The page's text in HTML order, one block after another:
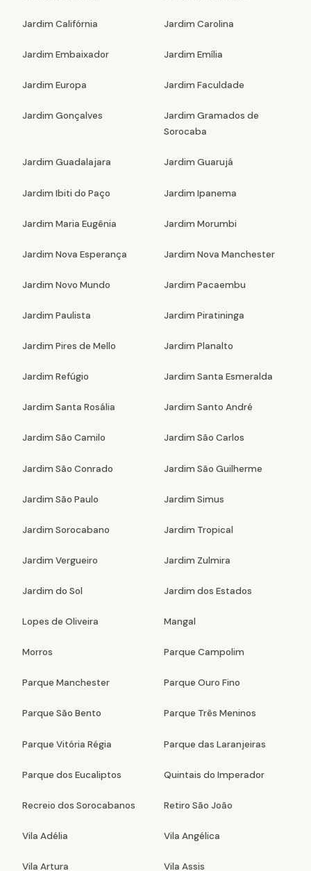
Jardim Califórnia Jardim Carolina
Jardim Embaixador Jardim Emília
Jardim Europa Jardim Faculdade
Jardim Gonçalves
Jardim Gramados de
Sorocaba
Jardim Guadalajara Jardim Guarujá
Jardim Ibiti do Paço Jardim Ipanema
Jardim Maria Eugênia Jardim Morumbi
Jardim Nova Esperança Jardim Nova Manchester
Jardim Novo Mundo Jardim Pacaembu
Jardim Paulista Jardim Piratininga
Jardim Pires de Mello Jardim Planalto
Jardim Refúgio Jardim Santa Esmeralda
Jardim Santa Rosália Jardim Santo André
Jardim São Camilo Jardim São Carlos
Jardim São Conrado Jardim São Guilherme
Jardim São Paulo Jardim Simus
Jardim Sorocabano Jardim Tropical
Jardim Vergueiro Jardim Zulmira
Jardim do Sol Jardim dos Estados
Lopes de Oliveira Mangal
Morros Parque Campolim
Parque Manchester Parque Ouro Fino
Parque São Bento Parque Três Meninos
Parque Vitória Régia Parque das Laranjeiras
Parque dos Eucaliptos Quintais do Imperador
Recreio dos Sorocabanos Retiro São João
Vila Adélia Vila Angélica
Vila Artura Vila Assis